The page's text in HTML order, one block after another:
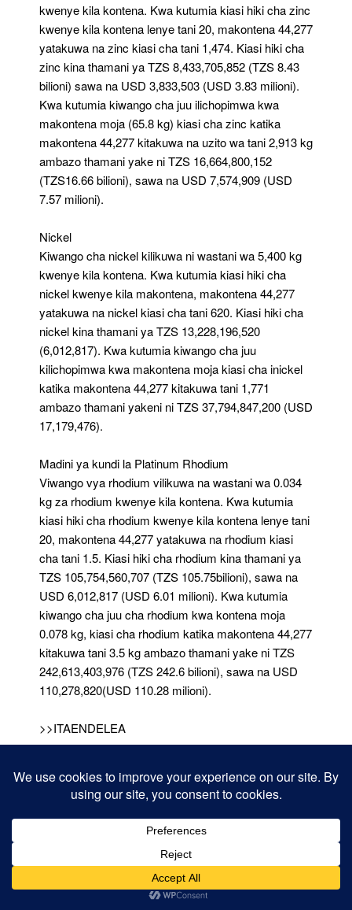
kwenye kila kontena. Kwa kutumia kiasi hiki cha zinc
kwenye kila kontena lenye tani 20, makontena 44,277
yatakuwa na zinc kiasi cha tani 1,474. Kiasi hiki cha
zinc kina thamani ya TZS 8,433,705,852 (TZS 8.43
bilioni) sawa na USD 3,833,503 (USD 3.83 milioni).
Kwa kutumia kiwango cha juu ilichopimwa kwa
makontena moja (65.8 kg) kiasi cha zinc katika
makontena 44,277 kitakuwa na uzito wa tani 2,913 kg
ambazo thamani yake ni TZS 16,664,800,152
(TZS16.66 bilioni), sawa na USD 7,574,909 (USD
7.57 milioni).
Nickel
Kiwango cha nickel kilikuwa ni wastani wa 5,400 kg
kwenye kila kontena. Kwa kutumia kiasi hiki cha
nickel kwenye kila makontena, makontena 44,277
yatakuwa na nickel kiasi cha tani 620. Kiasi hiki cha
nickel kina thamani ya TZS 13,228,196,520
(6,012,817). Kwa kutumia kiwango cha juu
kilichopimwa kwa makontena moja kiasi cha inickel
katika makontena 44,277 kitakuwa tani 1,771
ambazo thamani yakeni ni TZS 37,794,847,200 (USD
17,179,476).
Madini ya kundi la Platinum Rhodium
Viwango vya rhodium vilikuwa na wastani wa 0.034
kg za rhodium kwenye kila kontena. Kwa kutumia
kiasi hiki cha rhodium kwenye kila kontena lenye tani
20, makontena 44,277 yatakuwa na rhodium kiasi
cha tani 1.5. Kiasi hiki cha rhodium kina thamani ya
TZS 105,754,560,707 (TZS 105.75bilioni), sawa na
USD 6,012,817 (USD 6.01 milioni). Kwa kutumia
kiwango cha juu cha rhodium kwa kontena moja
0.078 kg, kiasi cha rhodium katika makontena 44,277
kitakuwa tani 3.5 kg ambazo thamani yake ni TZS
242,613,403,976 (TZS 242.6 bilioni), sawa na USD
110,278,820(USD 110.28 milioni).
>>ITAENDELEA
Share this:
Facebook X
Like this: